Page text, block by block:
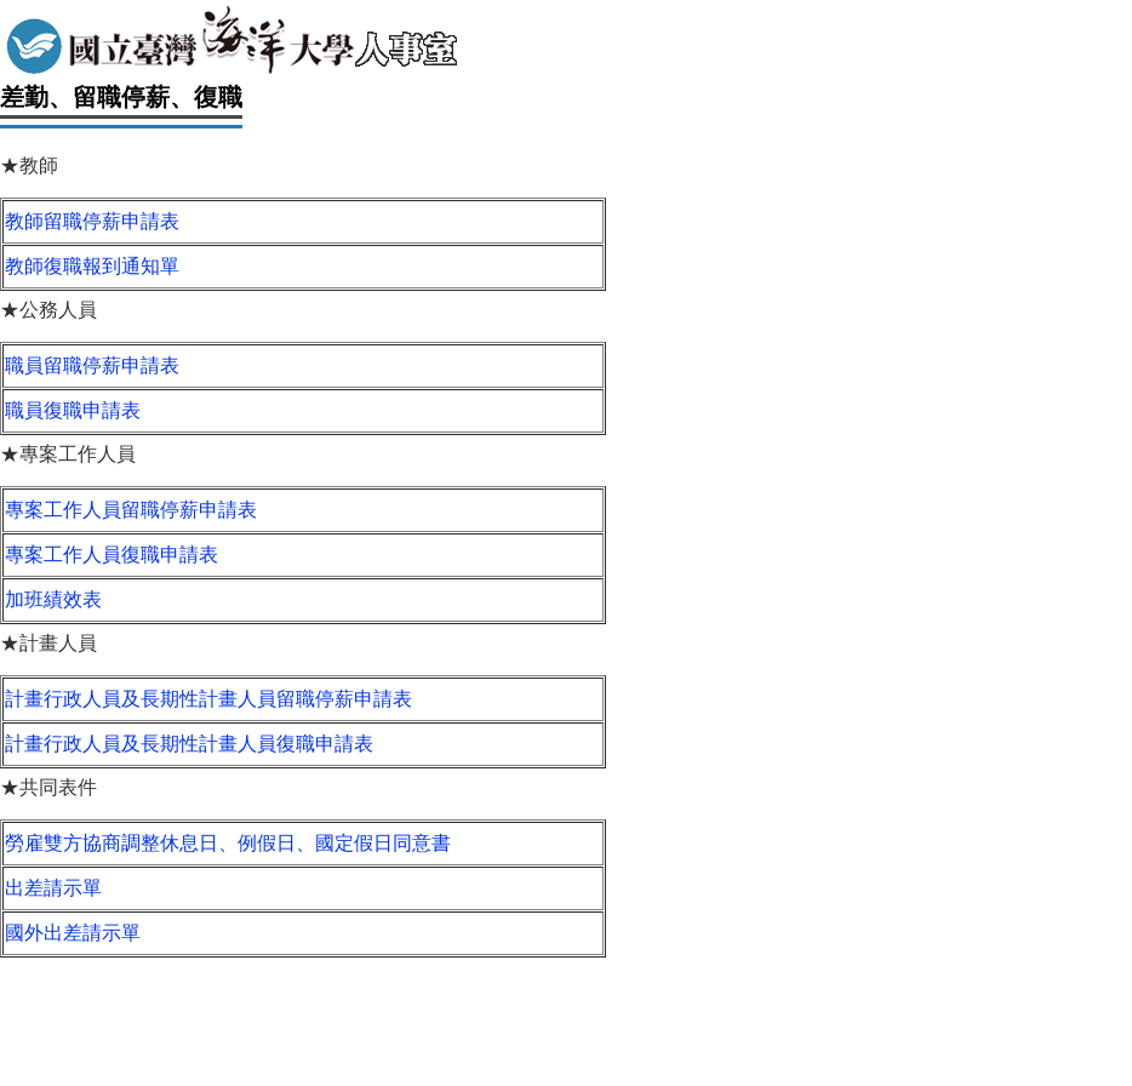
差勤、留職停薪、復職
★教師
教師留職停薪申請表
教師復職報到通知單
★公務人員
職員留職停薪申請表
職員復職申請表
★專案工作人員
專案工作人員留職停薪申請表
專案工作人員復職申請表
加班績效表
★計畫人員
計畫行政人員及長期性計畫人員留職停薪申請表
計畫行政人員及長期性計畫人員復職申請表
★共同表件
勞雇雙方協商調整休息日、例假日、國定假日同意書
出差請示單
國外出差請示單